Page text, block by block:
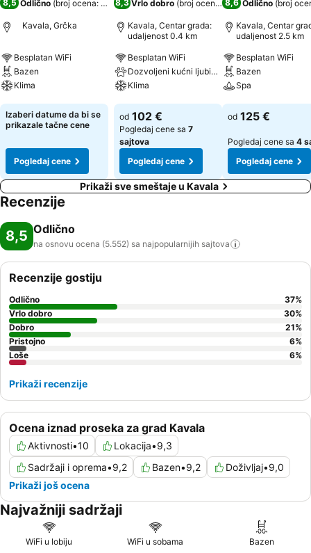
8,5 Odlično (broj ocena: 5.552)
Kavala, Grčka
Besplatan WiFi
Bazen
Klima
Pogledaj cene
Izaberi datume da bi se
prikazale tačne cene
Pogledaj cene
8,3Vrlo dobro (broj ocena: 13.716)
Kavala, Centar grada:
udaljenost 0.4 km
Besplatan WiFi
Dozvoljeni kućni ljubimci
Klima
Pogledaj cene
od 102 €
Pogledaj cene sa 7
sajtova
Pogledaj cene
8,6 Odlično (broj
Kavala, Centar
udaljenost 2.5 km
Besplatan WiFi
Bazen
Spa
Pogledaj cene
od 125 €
Pogledaj cene sa 4
Pogledaj cene
Prikaži sve smeštaje u Kavala
Recenzije
8,5 Odlično
na osnovu ocena (5.552) sa najpopularnijih sajtova
Ocena iznad proseka za grad Kavala
Aktivnosti•10 Lokacija•9,3
Sadržaji i oprema•9,2 Bazen•9,2 Doživljaj•9,0
Prikaži još ocena
Recenzije gostiju
Odlično 37%
Vrlo dobro
30%
Dobro
21%
Pristojno
6%
Loše
6%
Prikaži recenzije
Najvažniji sadržaji
WiFi u lobiju WiFi u sobama Bazen